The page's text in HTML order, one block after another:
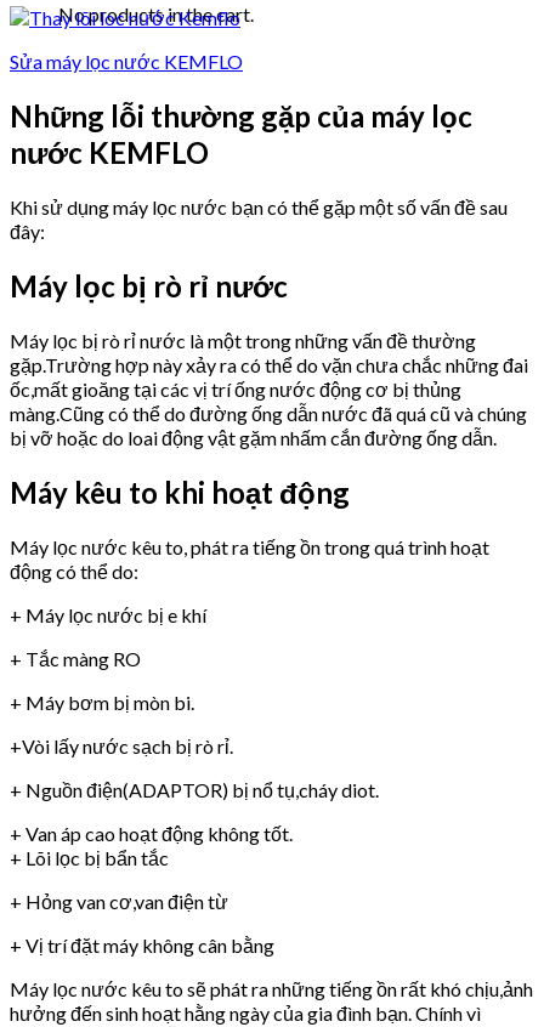
No products in the cart.
Sửa máy lọc nước KEMFLO
Những lỗi thường gặp của máy lọc
nước KEMFLO
Khi sử dụng máy lọc nước bạn có thể gặp một số vấn đề sau
đây:
Máy lọc bị rò rỉ nước
Máy lọc bị rò rỉ nước là một trong những vấn đề thường
gặp.Trường hợp này xảy ra có thể do vặn chưa chắc những đai
ốc,mất gioăng tại các vị trí ống nước động cơ bị thủng
màng.Cũng có thể do đường ống dẫn nước đã quá cũ và chúng
bị vỡ hoặc do loai động vật gặm nhấm cắn đường ống dẫn.
Máy kêu to khi hoạt động
Máy lọc nước kêu to, phát ra tiếng ồn trong quá trình hoạt
động có thể do:
+ Máy lọc nước bị e khí
+ Tắc màng RO
+ Máy bơm bị mòn bi.
+Vòi lấy nước sạch bị rò rỉ.
+ Nguồn điện(ADAPTOR) bị nổ tụ,cháy diot.
+ Van áp cao hoạt động không tốt.
+ Lõi lọc bị bẩn tắc
+ Hỏng van cơ,van điện từ
+ Vị trí đặt máy không cân bằng
Máy lọc nước kêu to sẽ phát ra những tiếng ồn rất khó chịu,ảnh
hưởng đến sinh hoạt hằng ngày của gia đình bạn. Chính vì